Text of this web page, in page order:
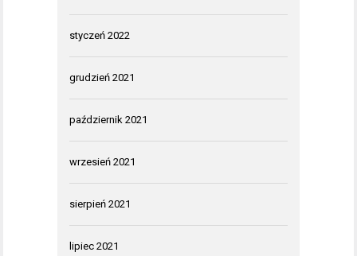
styczeń 2022
grudzień 2021
październik 2021
wrzesień 2021
sierpień 2021
lipiec 2021